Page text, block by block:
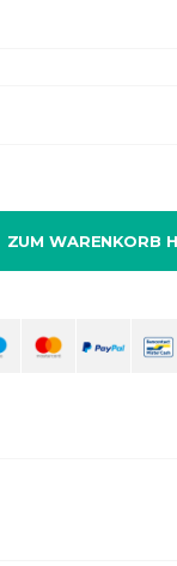
ZUM WARENKORB